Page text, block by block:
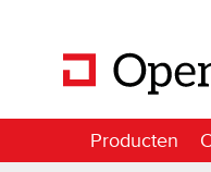
Producten